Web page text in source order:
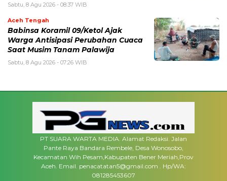
Sabtu, 8 Agu 2026 - 08:37 WIB
Aceh Tengah
‎Babinsa Koramil 09/Ketol Ajak
Warga Antisipasi Perubahan Cuaca
Saat Musim Tanam Palawija
Sabtu, 8 Agu 2026 - 07:26 WIB
PT SUARA WARTA MEDIA. Alamat Redaksi. Jalan
Pante Raya Bandara Rembele, Desa Wonosobo,
Kecamatan Wih Pesam,Kabupaten Bener Meriah,Prov
Aceh. Email. penacatatan5@gmail.com . Hp/WA:
081285453607